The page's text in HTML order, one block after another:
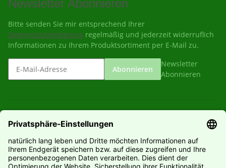
Newsletter Abonnieren
Bitte senden Sie mir entsprechend Ihrer
Datenschutzerklärung regelmäßig und jederzeit widerruflich
Informationen zu Ihrem Produktsortiment per E-Mail zu.
Abonnieren
Newsletter
Abonnieren
Informationen